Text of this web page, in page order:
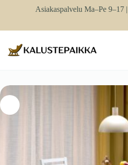
Asiakaspalvelu Ma–Pe 9–17 |